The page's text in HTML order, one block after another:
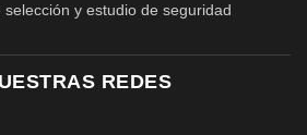
y estudio de seguridad
REDES